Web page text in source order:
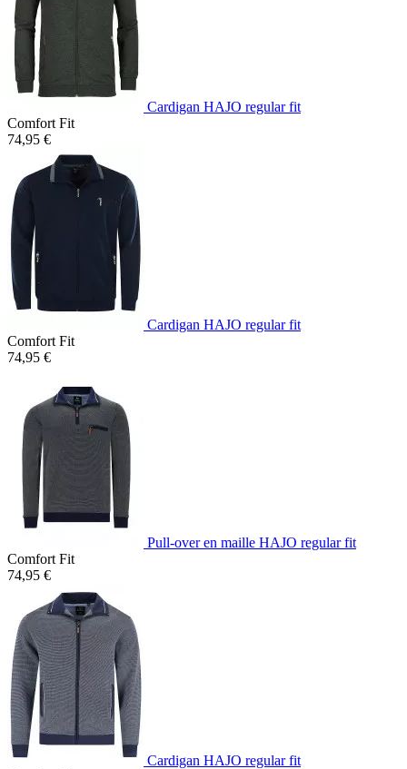
Cardigan HAJO regular fit
Comfort Fit
74,95 €
Cardigan HAJO regular fit
Comfort Fit
74,95 €
Pull-over en maille HAJO regular fit
Comfort Fit
74,95 €
Cardigan HAJO regular fit